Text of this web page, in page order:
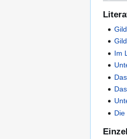
Im
Die